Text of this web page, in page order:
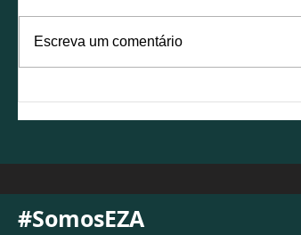
Escreva um comentário
#SomosEZA